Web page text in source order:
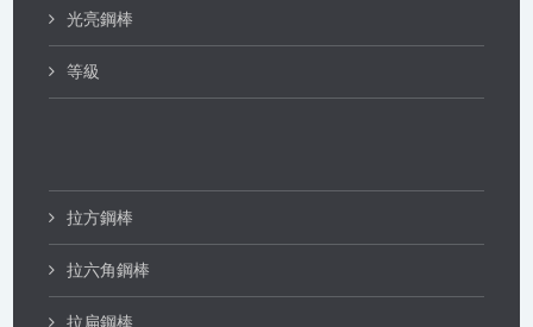
光亮鋼棒
等級
拉方鋼棒
拉六角鋼棒
拉扁鋼棒